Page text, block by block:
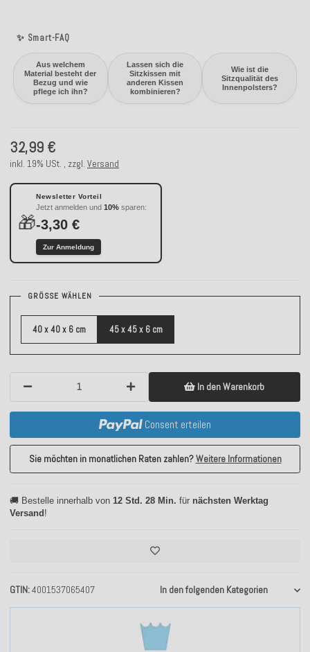
✨ Smart-FAQ
Aus welchem
Material besteht der
Bezug und wie
pflege ich ihn?
Lassen sich die
Sitzkissen mit
anderen Kissen
kombinieren?
Wie ist die
Sitzqualität des
Innenpolsters?
GTIN 4001537065407 In den folgenden Kategorien
32,99 €
inkl. 19% USt. , zzgl. Versand
🎁
Newsletter Vorteil
Jetzt anmelden und 10% sparen:
-3,30 €
Zur Anmeldung
GRÖSSE WÄHLEN
40 x 40 x 6 cm 45 x 45 x 6 cm
In den Warenkorb
Consent erteilen
Sie möchten in monatlichen Raten zahlen?Weitere Informationen
🚚 Bestelle innerhalb von 12 Std. 28 Min. für nächsten Werktag
Versand!